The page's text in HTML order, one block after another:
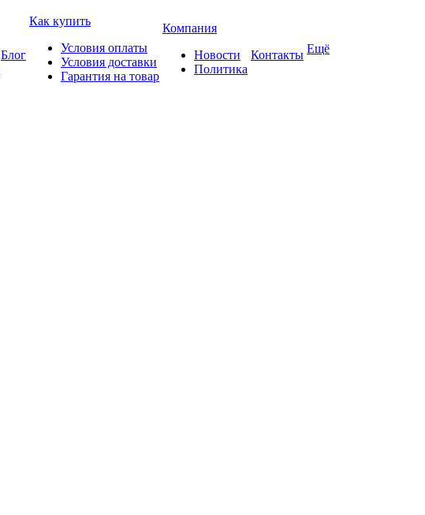
Блог
Как купить
Условия оплаты
Условия доставки
Гарантия на товар
Компания
Новости
Политика
Контакты Ещё